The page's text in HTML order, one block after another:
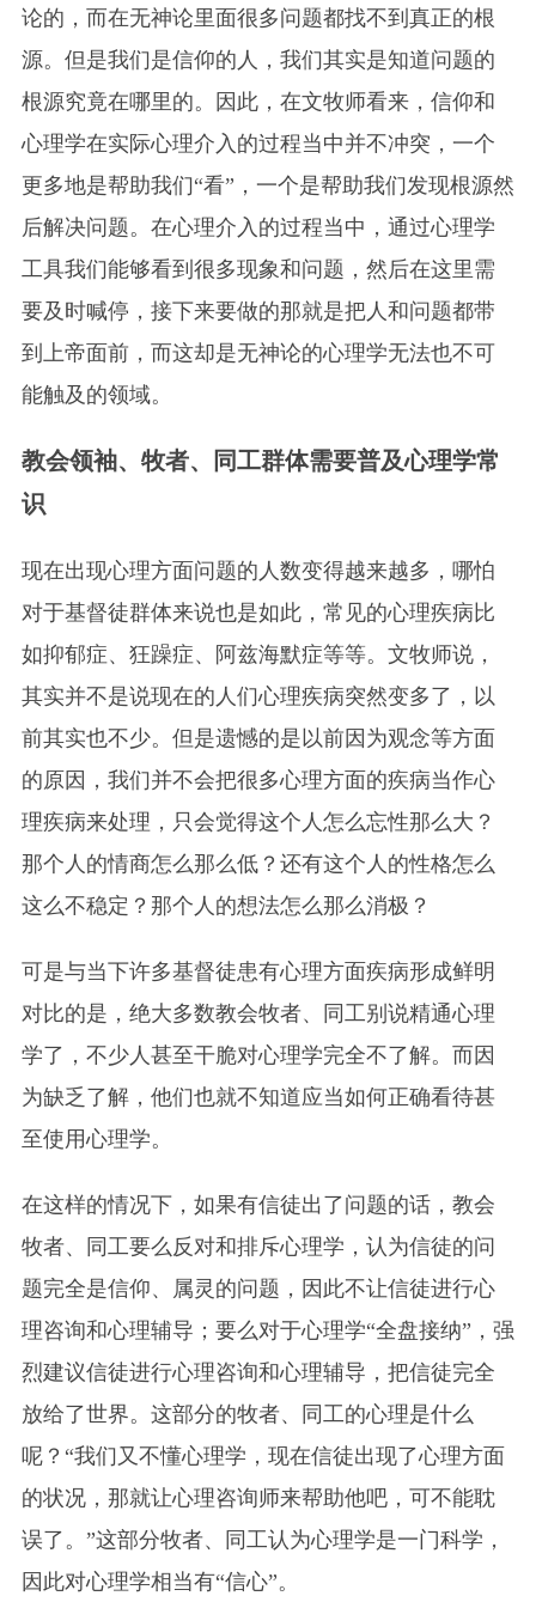
论的，而在无神论里面很多问题都找不到真正的根
源。但是我们是信仰的人，我们其实是知道问题的
根源究竟在哪里的。因此，在文牧师看来，信仰和
心理学在实际心理介入的过程当中并不冲突，一个
更多地是帮助我们“看”，一个是帮助我们发现根源然
后解决问题。在心理介入的过程当中，通过心理学
工具我们能够看到很多现象和问题，然后在这里需
要及时喊停，接下来要做的那就是把人和问题都带
到上帝面前，而这却是无神论的心理学无法也不可
能触及的领域。
教会领袖、牧者、同工群体需要普及心理学常
识
现在出现心理方面问题的人数变得越来越多，哪怕
对于基督徒群体来说也是如此，常见的心理疾病比
如抑郁症、狂躁症、阿兹海默症等等。文牧师说，
其实并不是说现在的人们心理疾病突然变多了，以
前其实也不少。但是遗憾的是以前因为观念等方面
的原因，我们并不会把很多心理方面的疾病当作心
理疾病来处理，只会觉得这个人怎么忘性那么大？
那个人的情商怎么那么低？还有这个人的性格怎么
这么不稳定？那个人的想法怎么那么消极？
可是与当下许多基督徒患有心理方面疾病形成鲜明
对比的是，绝大多数教会牧者、同工别说精通心理
学了，不少人甚至干脆对心理学完全不了解。而因
为缺乏了解，他们也就不知道应当如何正确看待甚
至使用心理学。
在这样的情况下，如果有信徒出了问题的话，教会
牧者、同工要么反对和排斥心理学，认为信徒的问
题完全是信仰、属灵的问题，因此不让信徒进行心
理咨询和心理辅导；要么对于心理学“全盘接纳”，强
烈建议信徒进行心理咨询和心理辅导，把信徒完全
放给了世界。这部分的牧者、同工的心理是什么
呢？“我们又不懂心理学，现在信徒出现了心理方面
的状况，那就让心理咨询师来帮助他吧，可不能耽
误了。”这部分牧者、同工认为心理学是一门科学，
因此对心理学相当有“信心”。